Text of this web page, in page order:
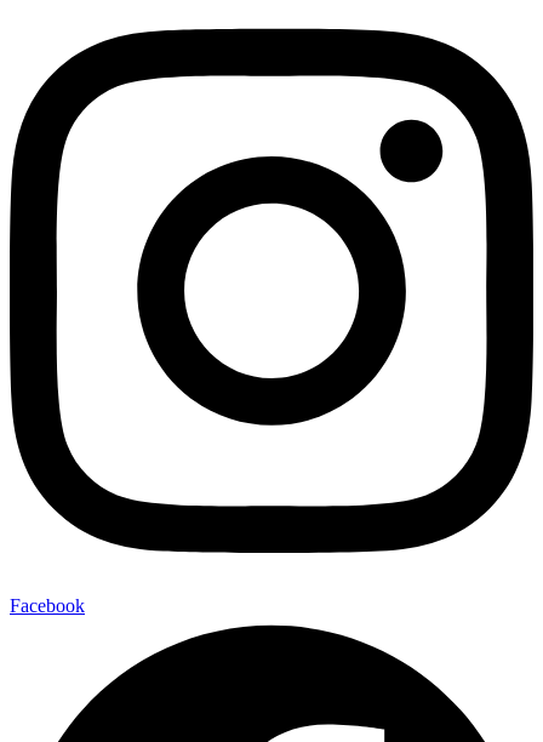
Facebook